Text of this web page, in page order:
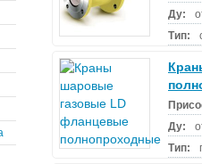
Ду:
Тип:
Ду:
Тип: